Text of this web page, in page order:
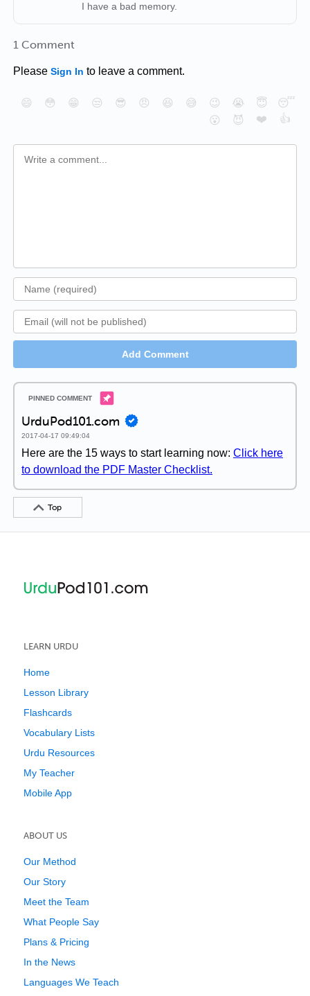
I have a bad memory.
1 Comment
Please Sign In to leave a comment.
😄 😳 😁 😒 😎 😠 😆 😅 😉 😭 😇
😴
😮
😈 ❤️ 👍
Add Comment
UrduPod101.com
2017-04-17 09:49:04
Here are the 15 ways to start learning now: Click here
to download the PDF Master Checklist.
Top
LEARN URDU
Home
Lesson Library
Flashcards
Vocabulary Lists
Urdu Resources
My Teacher
Mobile App
ABOUT US
Our Method
Our Story
Meet the Team
What People Say
Plans & Pricing
In the News
Languages We Teach